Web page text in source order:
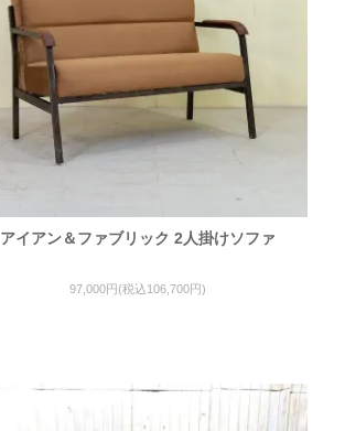
アイアン＆ファブリック 2人掛けソファ
97,000円(税込106,700円)